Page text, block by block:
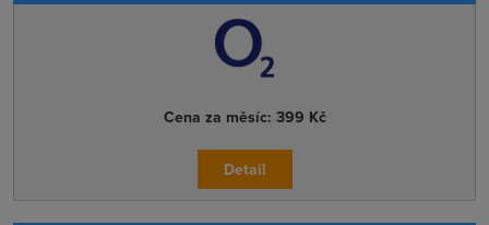
Cena za měsíc: 399 Kč
Detail